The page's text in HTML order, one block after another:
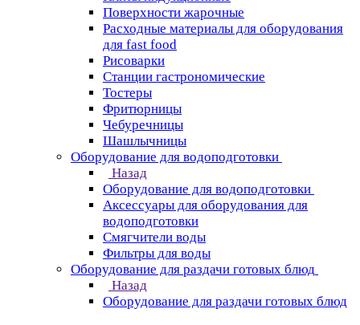
Поверхности жарочные
Расходные материалы для оборудования
для fast food
Рисоварки
Станции гастрономические
Тостеры
Фритюрницы
Чебуречницы
Шашлычницы
Оборудование для водоподготовки
Назад
Оборудование для водоподготовки
Аксессуары для оборудования для
водоподготовки
Смягчители воды
Фильтры для воды
Оборудование для раздачи готовых блюд
Назад
Оборудование для раздачи готовых блюд